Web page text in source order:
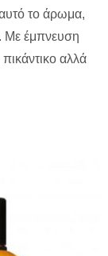
το άρωμα,
Mε έμπνευση
αλλά